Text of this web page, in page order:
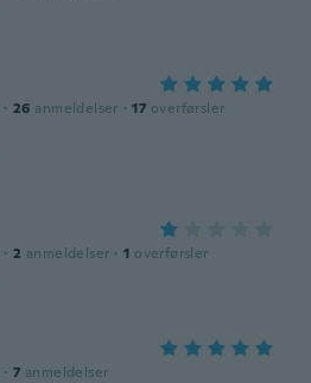
· 26 anmeldelser · 17 overførsler
· 2 anmeldelser · 1 overførsler
· 7 anmeldelser